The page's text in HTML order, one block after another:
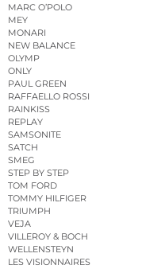
MARC O’POLO
MEY
MONARI
NEW BALANCE
OLYMP
ONLY
PAUL GREEN
RAFFAELLO ROSSI
RAINKISS
REPLAY
SAMSONITE
SATCH
SMEG
STEP BY STEP
TOM FORD
TOMMY HILFIGER
TRIUMPH
VEJA
VILLEROY & BOCH
WELLENSTEYN
LES VISIONNAIRES